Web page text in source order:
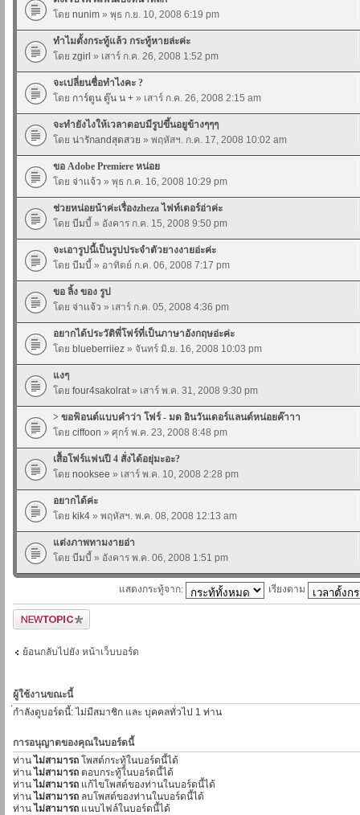
โดย nunim » พุธ ก.ย. 10, 2008 6:19 pm
ทำไมตั้งกระทู้แล้ว กระทู้หายล่ะค่ะ
โดย zgirl » เสาร์ ก.ค. 26, 2008 1:52 pm
จะเปลี่ยนชื่อทำไงคะ ?
โดย การ์ตูน ตู๊น น + » เสาร์ ก.ค. 26, 2008 2:15 am
จะทำยังไงให้เวลาตอบมีรูปขึ้นอยูข้างๆๆๆ
โดย น่ารักandสุดสวย » พฤหัสฯ. ก.ค. 17, 2008 10:02 am
ขอ Adobe Premiere หน่อย
โดย จ่าเเจ้ว » พุธ ก.ค. 16, 2008 10:29 pm
ช่วยหน่อยน้าค่ะเรื่องzheza ไฟท์เตอร์อ่าค่ะ
โดย บีมบี้ » อังคาร ก.ค. 15, 2008 9:50 pm
จะเอารูปนี้เป็นรูปประจำตัวยางงายอ่ะค่ะ
โดย บีมบี้ » อาทิตย์ ก.ค. 06, 2008 7:17 pm
ขอ ลิ้ง ของ รูป
โดย จ่าเเจ้ว » เสาร์ ก.ค. 05, 2008 4:36 pm
อยากได้ประวัติพี่โฟร์ที่เป็นภาษาอังกฤษอ่ะค่ะ
โดย blueberriiez » จันทร์ มิ.ย. 16, 2008 10:03 pm
แงๆ
โดย four4sakolrat» เสาร์ พ.ค. 31, 2008 9:30 pm
> ขอฟ้อนต์แบบคำว่า โฟร์ - มด อินวันเดอร์แลนด์หน่อยค๊าาา
โดย ciffoon » ศุกร์ พ.ค. 23, 2008 8:48 pm
เสื้อโฟร์แฟนปี 4 สั่งได้อยุ่มะอะ?
โดย nooksee » เสาร์ พ.ค. 10, 2008 2:28 pm
อยากได้ค่ะ
โดย kik4 » พฤหัสฯ. พ.ค. 08, 2008 12:13 am
แต่งภาพทามงายอ่า
โดย บีมบี้ » อังคาร พ.ค. 06, 2008 1:51 pm
แสดงกระทู้จาก: เรียงตาม
ตั้งกระทู้ใหม่
ย้อนกลับไปยัง หน้าเว็บบอร์ด
ผู้ใช้งานขณะนี้
่กำลังดูบอร์ดนี้: ไม่มีสมาชิก และ บุคคลทั่วไป 1 ท่าน
การอนุญาตของคุณในบอร์ดนี้
ท่าน ไม่สามารถ โพสต์กระทู้ในบอร์ดนี้ได้
ท่าน ไม่สามารถ ตอบกระทู้ในบอร์ดนี้ได้
ท่าน ไม่สามารถ แก้ไขโพสต์ของท่านในบอร์ดนี้ได้
ท่าน ไม่สามารถ ลบโพสต์ของท่านในบอร์ดนี้ได้
ท่าน ไม่สามารถ แนบไฟล์ในบอร์ดนี้ได้